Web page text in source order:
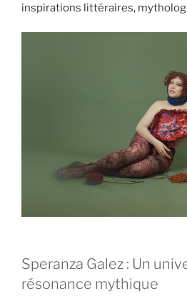
inspirations littéraires,
Speranza Galez : Un
résonance mythique